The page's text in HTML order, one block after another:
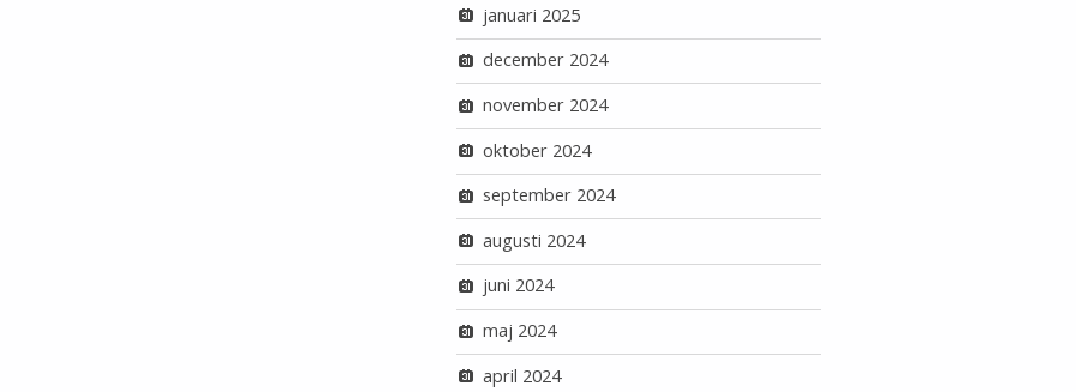
januari 2025
december 2024
november 2024
oktober 2024
september 2024
augusti 2024
juni 2024
maj 2024
april 2024